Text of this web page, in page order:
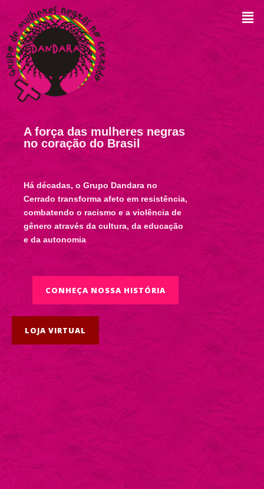
A força das mulheres negras
no coração do Brasil
Há décadas, o Grupo Dandara no
Cerrado transforma afeto em resistência,
combatendo o racismo e a violência de
gênero através da cultura, da educação
e da autonomia
CONHEÇA NOSSA HISTÓRIA
LOJA VIRTUAL